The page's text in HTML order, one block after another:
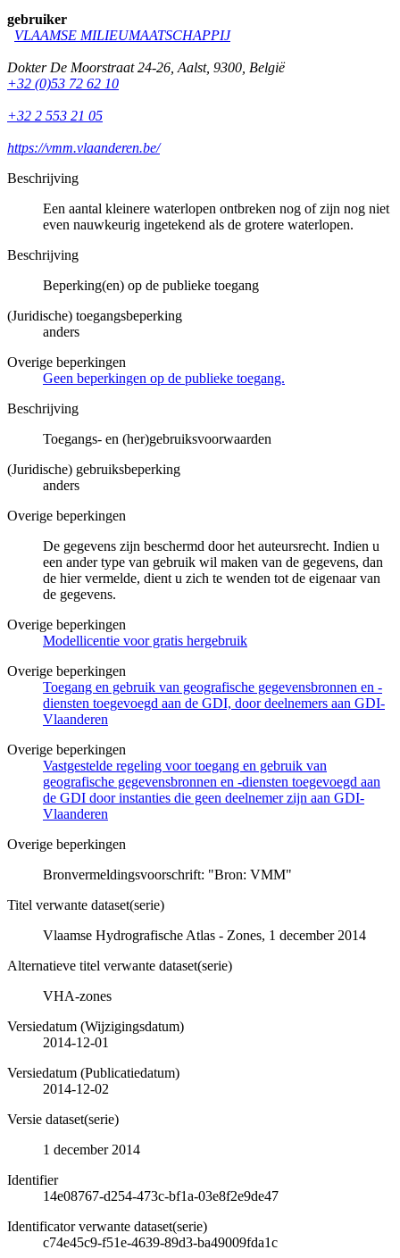
gebruiker
VLAAMSE MILIEUMAATSCHAPPIJ
Dokter De Moorstraat 24-26 Aalst, 9300 België
+32 (0)53 72 62 10
+32 2 553 21 05
https://vmm.vlaanderen.be/
Beschrijving
Een aantal kleinere waterlopen ontbreken nog of zijn nog niet
even nauwkeurig ingetekend als de grotere waterlopen.
Beschrijving
Beperking(en) op de publieke toegang
(Juridische) toegangsbeperking
anders
Overige beperkingen
Geen beperkingen op de publieke toegang.
Beschrijving
Toegangs- en (her)gebruiksvoorwaarden
(Juridische) gebruiksbeperking
anders
Overige beperkingen
De gegevens zijn beschermd door het auteursrecht. Indien u
een ander type van gebruik wil maken van de gegevens, dan
de hier vermelde, dient u zich te wenden tot de eigenaar van
de gegevens.
Overige beperkingen
Modellicentie voor gratis hergebruik
Overige beperkingen
Toegang en gebruik van geografische gegevensbronnen en -
diensten toegevoegd aan de GDI, door deelnemers aan GDI-
Vlaanderen
Overige beperkingen
Vastgestelde regeling voor toegang en gebruik van
geografische gegevensbronnen en -diensten toegevoegd aan
de GDI door instanties die geen deelnemer zijn aan GDI-
Vlaanderen
Overige beperkingen
Bronvermeldingsvoorschrift: "Bron: VMM"
Titel verwante dataset(serie)
Vlaamse Hydrografische Atlas - Zones, 1 december 2014
Alternatieve titel verwante dataset(serie)
VHA-zones
Versiedatum (Wijzigingsdatum)
2014-12-01
Versiedatum (Publicatiedatum)
2014-12-02
Versie dataset(serie)
1 december 2014
Identifier
14e08767-d254-473c-bf1a-03e8f2e9de47
Identificator verwante dataset(serie)
c74e45c9-f51e-4639-89d3-ba49009fda1c